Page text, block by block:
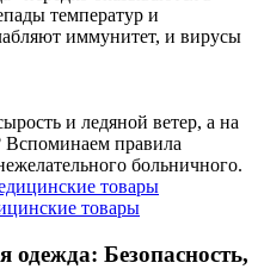
температур и
иммунитет, и вирусы
и ледяной ветер, а на
Вспоминаем правила
больничного.
товары
одежда: Безопасность,